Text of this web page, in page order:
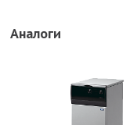
Аналоги